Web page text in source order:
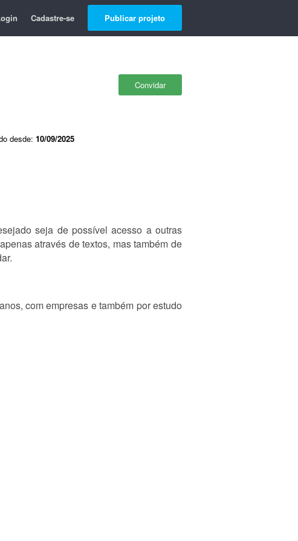
Cadastre-se Publicar projeto
Convidar
desde: 10/09/2025
seja de possível acesso a outras
através de textos, mas também de
com empresas e também por estudo